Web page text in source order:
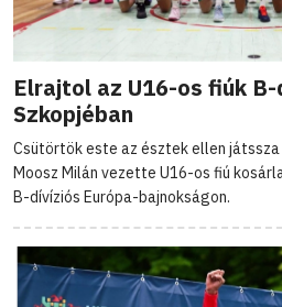
Elrajtol az U16-os fiúk
Szkopjéban
Csütörtök este az észtek ellen
Moosz Milán vezette U16-os fiú
B-dívíziós Európa-bajnokságon.